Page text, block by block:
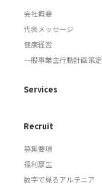
会社概要
代表メッセージ
健康経営
一般事業主行動計画策定
Services
Recruit
募集要項
福利厚生
数字で見るアルテニア